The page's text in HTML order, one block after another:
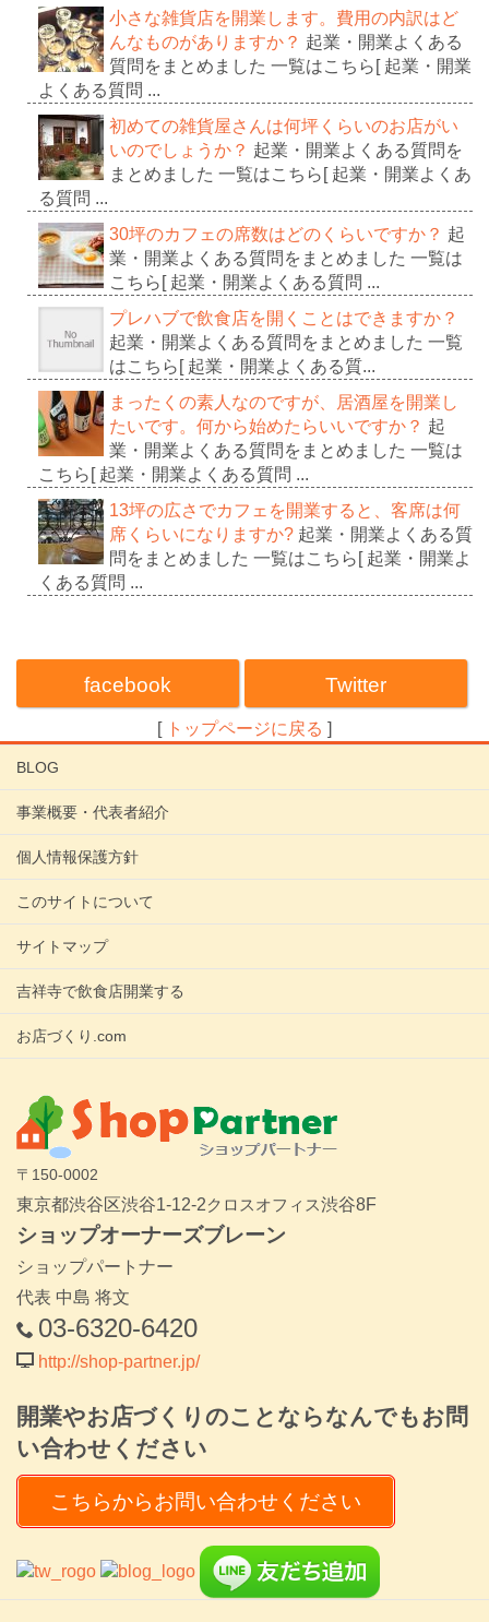
小さな雑貨店を開業します。費用の内訳はど
んなものがありますか？ 起業・開業よくある
質問をまとめました 一覧はこちら[ 起業・開業
よくある質問 ...
初めての雑貨屋さんは何坪くらいのお店がい
いのでしょうか？ 起業・開業よくある質問を
まとめました 一覧はこちら[ 起業・開業よくあ
る質問 ...
30坪のカフェの席数はどのくらいですか？ 起
業・開業よくある質問をまとめました 一覧は
こちら[ 起業・開業よくある質問 ...
プレハブで飲食店を開くことはできますか？
起業・開業よくある質問をまとめました 一覧
はこちら[ 起業・開業よくある質...
まったくの素人なのですが、居酒屋を開業し
たいです。何から始めたらいいですか？ 起
業・開業よくある質問をまとめました 一覧は
こちら[ 起業・開業よくある質問 ...
13坪の広さでカフェを開業すると、客席は何
席くらいになりますか? 起業・開業よくある質
問をまとめました 一覧はこちら[ 起業・開業よ
くある質問 ...
facebook Twitter
[ トップページに戻る ]
BLOG
事業概要・代表者紹介
個人情報保護方針
このサイトについて
サイトマップ
吉祥寺で飲食店開業する
お店づくり.com
〒150-0002
東京都渋谷区渋谷1-12-2クロスオフィス渋谷8F
ショップオーナーズブレーン
ショップパートナー
代表 中島 将文
03-6320-6420
http://shop-partner.jp/
開業やお店づくりのことならなんでもお問
い合わせください
こちらからお問い合わせください